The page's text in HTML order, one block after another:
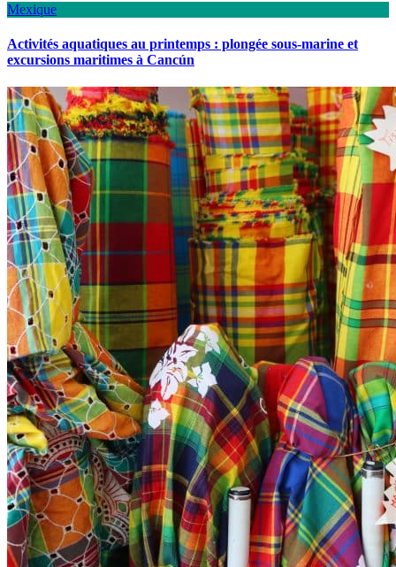
Mexique
Activités aquatiques au printemps : plongée sous-marine et
excursions maritimes à Cancún